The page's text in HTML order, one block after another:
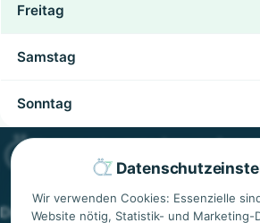
Freitag
Samstag
Sonntag
Wir verwenden Cookies: Essenzielle
Website nötig, Statistik- und Marketing-
Dr. med. univ. Özkan Özdemir